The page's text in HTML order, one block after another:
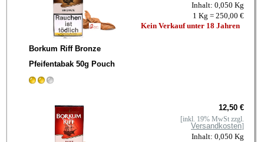
Borkum Riff Bronze
Pfeifentabak 50g Pouch
Inhalt: 0,050 Kg
1 Kg = 250,00 €
Kein Verkauf unter 18 Jahren
12,50 €
[inkl. 19% MwSt zzgl.
Versandkosten]
Inhalt: 0,050 Kg